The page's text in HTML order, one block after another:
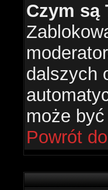
Czym są
dalszych
może
Powrót